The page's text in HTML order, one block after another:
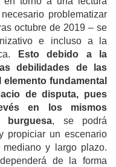
problematizar
octubre de 2019 – se
e incluso a la
Esto debido a la
debilidades de las
fundamental
de disputa, pues
en los mismos
burguesa, se podrá
propiciar un escenario
y largo plazo.
de la forma